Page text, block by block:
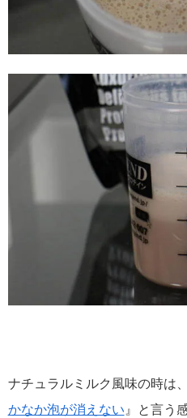
ナチュラルミルク風味の時は
かなか泡が消えない』と言う